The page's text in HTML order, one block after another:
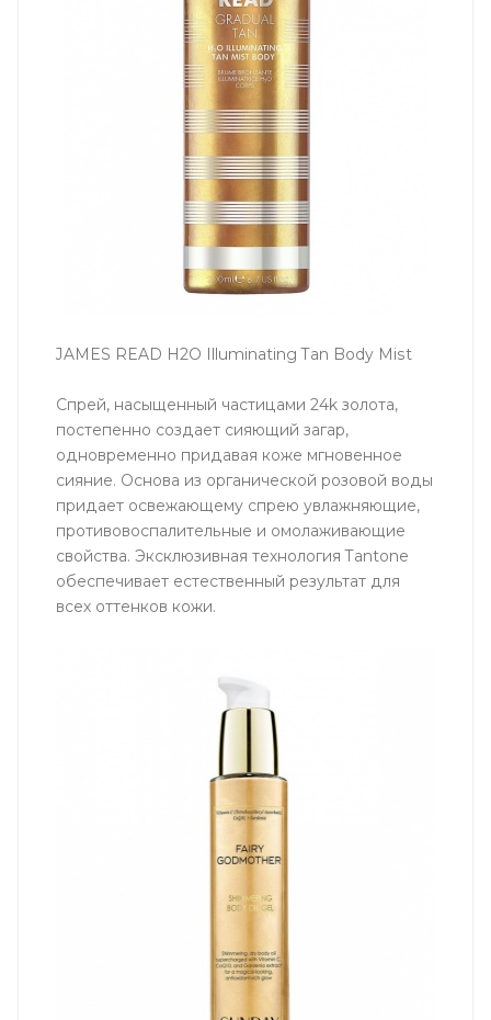
JAMES READ H2O Illuminating Tan Body Mist
Спрей, насыщенный частицами 24k золота,
постепенно создает сияющий загар,
одновременно придавая коже мгновенное
сияние. Основа из органической розовой воды
придает освежающему спрею увлажняющие,
противовоспалительные и омолаживающие
свойства. Эксклюзивная технология Tantone
обеспечивает естественный результат для
всех оттенков кожи.